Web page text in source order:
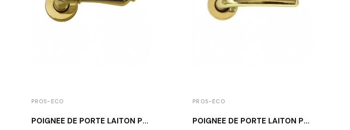
PROS-ECO
POIGNÉE DE PORTE LAITON POLI VERNI MUST ROUND 18 OL
PROS-ECO
POIGNÉE DE PORTE LAITON POLI VERNI MUST ROUND 19 OL